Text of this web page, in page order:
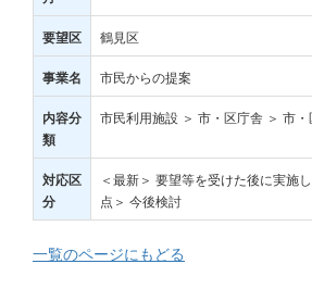
要望区 鶴見区
事業名 市民からの提案
内容分
類
市民利用施設 ＞ 市・区庁舎 ＞ 市
対応区
分
＜最新＞ 要望等を受けた後に実
点＞ 今後検討
一覧のページにもどる